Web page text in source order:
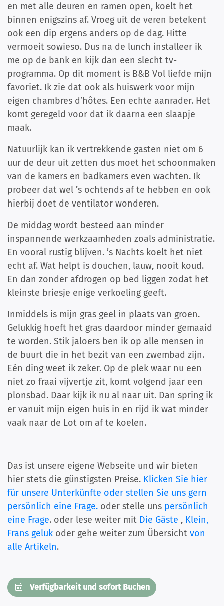
en met alle deuren en ramen open, koelt het
binnen enigszins af. Vroeg uit de veren betekent
ook een dip ergens anders op de dag. Hitte
vermoeit sowieso. Dus na de lunch installeer ik
me op de bank en kijk dan een slecht tv-
programma. Op dit moment is B&B Vol liefde mijn
favoriet. Ik zie dat ook als huiswerk voor mijn
eigen chambres d’hôtes. Een echte aanrader. Het
komt geregeld voor dat ik daarna een slaapje
maak.
Natuurlijk kan ik vertrekkende gasten niet om 6
uur de deur uit zetten dus moet het schoonmaken
van de kamers en badkamers even wachten. Ik
probeer dat wel ’s ochtends af te hebben en ook
hierbij doet de ventilator wonderen.
De middag wordt besteed aan minder
inspannende werkzaamheden zoals administratie.
En vooral rustig blijven. ’s Nachts koelt het niet
echt af. Wat helpt is douchen, lauw, nooit koud.
En dan zonder afdrogen op bed liggen zodat het
kleinste briesje enige verkoeling geeft.
Inmiddels is mijn gras geel in plaats van groen.
Gelukkig hoeft het gras daardoor minder gemaaid
te worden. Stik jaloers ben ik op alle mensen in
de buurt die in het bezit van een zwembad zijn.
Eén ding weet ik zeker. Op de plek waar nu een
niet zo fraai vijvertje zit, komt volgend jaar een
plonsbad. Daar kijk ik nu al naar uit. Dan spring ik
er vanuit mijn eigen huis in en rijd ik wat minder
vaak naar de Lot om af te koelen.
Das ist unsere eigene Webseite und wir bieten
hier stets die günstigsten Preise. Klicken Sie hier
für unsere Unterkünfte oder stellen Sie uns gern
persönlich eine Frage. oder stelle uns persönlich
eine Frage. oder lese weiter mit Die Gäste , Klein,
Frans geluk oder gehe weiter zum Übersicht von
alle Artikeln.
Verfügbarkeit und sofort Buchen